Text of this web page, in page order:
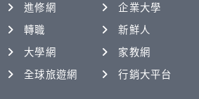
進修網
企業大學
轉職
新鮮人
大學網
家教網
全球旅遊網
行銷大平台